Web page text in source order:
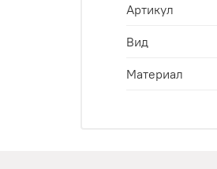
Артикул
Вид
Материал